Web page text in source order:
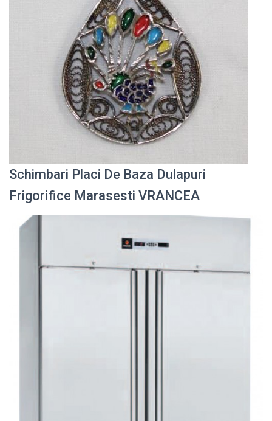
Schimbari Placi De Baza Dulapuri
Frigorifice Marasesti VRANCEA